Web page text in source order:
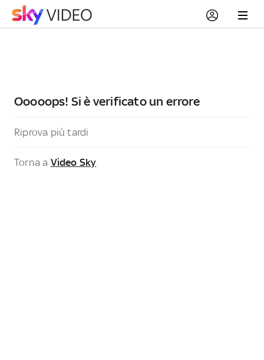
Ooooops! Si è verificato un errore
Riprova più tardi
Torna a Video Sky